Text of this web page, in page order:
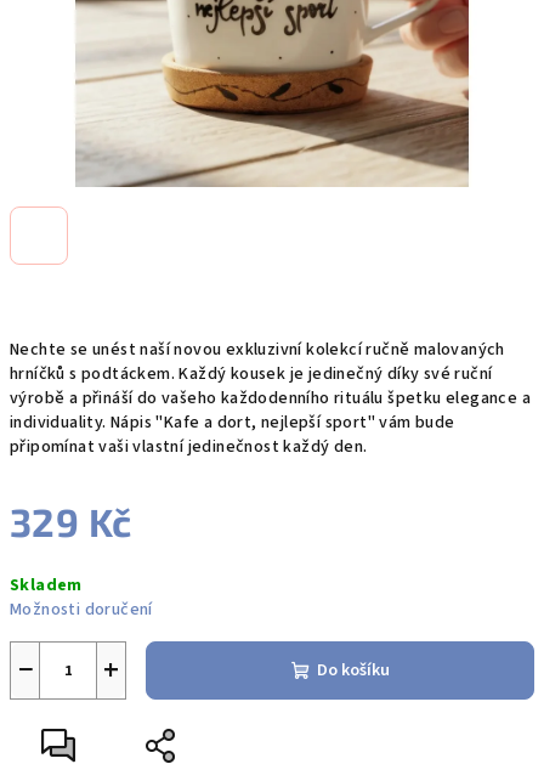
Nechte se unést naší novou exkluzivní kolekcí ručně malovaných
hrníčků s podtáckem. Každý kousek je jedinečný díky své ruční
výrobě a přináší do vašeho každodenního rituálu špetku elegance a
individuality. Nápis "Kafe a dort, nejlepší sport" vám bude
připomínat vaši vlastní jedinečnost každý den.
329 Kč
cena:
Skladem
Možnosti doručení
+
− Do košíku